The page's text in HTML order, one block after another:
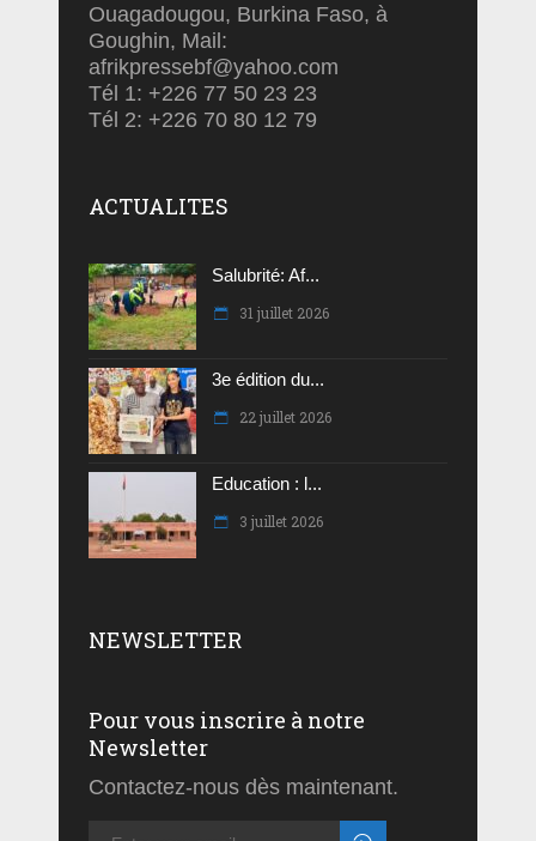
Ouagadougou, Burkina Faso, à
Goughin, Mail:
afrikpressebf@yahoo.com
Tél 1: +226 77 50 23 23
Tél 2: +226 70 80 12 79
ACTUALITES
Salubrité: Af...
31 juillet 2026
3e édition du...
22 juillet 2026
Education : l...
3 juillet 2026
NEWSLETTER
Pour vous inscrire à notre
Newsletter
Contactez-nous dès maintenant.